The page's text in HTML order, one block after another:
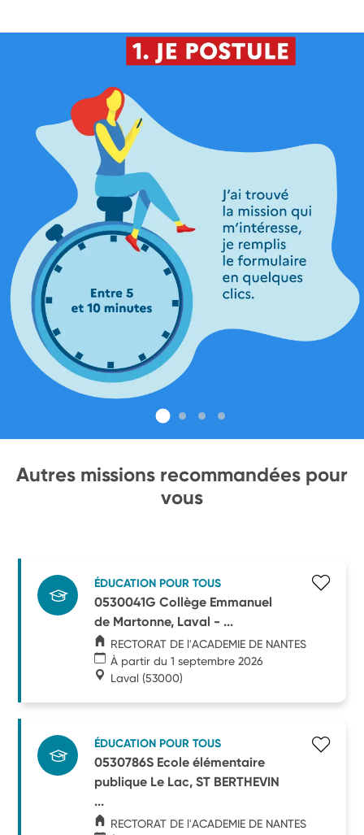
Autres missions recommandées pour
vous
ÉDUCATION POUR TOUS
0530041G Collège Emmanuel
de Martonne, Laval - ...
RECTORAT DE l'ACADEMIE DE NANTES
À partir du 1 septembre 2026
Laval (53000)
ÉDUCATION POUR TOUS
0530786S Ecole élémentaire
publique Le Lac, ST BERTHEVIN
...
RECTORAT DE l'ACADEMIE DE NANTES